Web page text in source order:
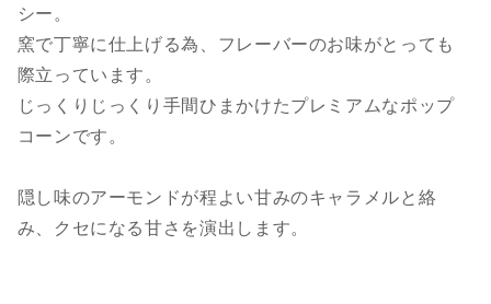
シー。
窯で丁寧に仕上げる為、フレーバーのお味がとっても
際立っています。
じっくりじっくり手間ひまかけたプレミアムなポップ
コーンです。
隠し味のアーモンドが程よい甘みのキャラメルと絡
み、クセになる甘さを演出します。